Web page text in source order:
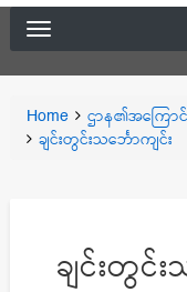
Breadcrumbs
You
are
Home ဌာန၏အကြောင်
ချင်းတွင်းသင်္ဘောကျင်း
ချင်းတွင်း